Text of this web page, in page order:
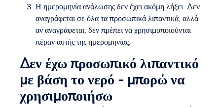
Η ημερομηνία ανάλωσης δεν έχει ακόμη λήξει. Δεν
αναγράφεται σε όλα τα προσωπικά λιπαντικά, αλλά
αν αναγράφεται, δεν πρέπει να χρησιμοποιούνται
πέραν αυτής της ημερομηνίας.
Δεν έχω προσωπικό λιπαντικό
με βάση το νερό - μπορώ να
χρησιμοποιήσω